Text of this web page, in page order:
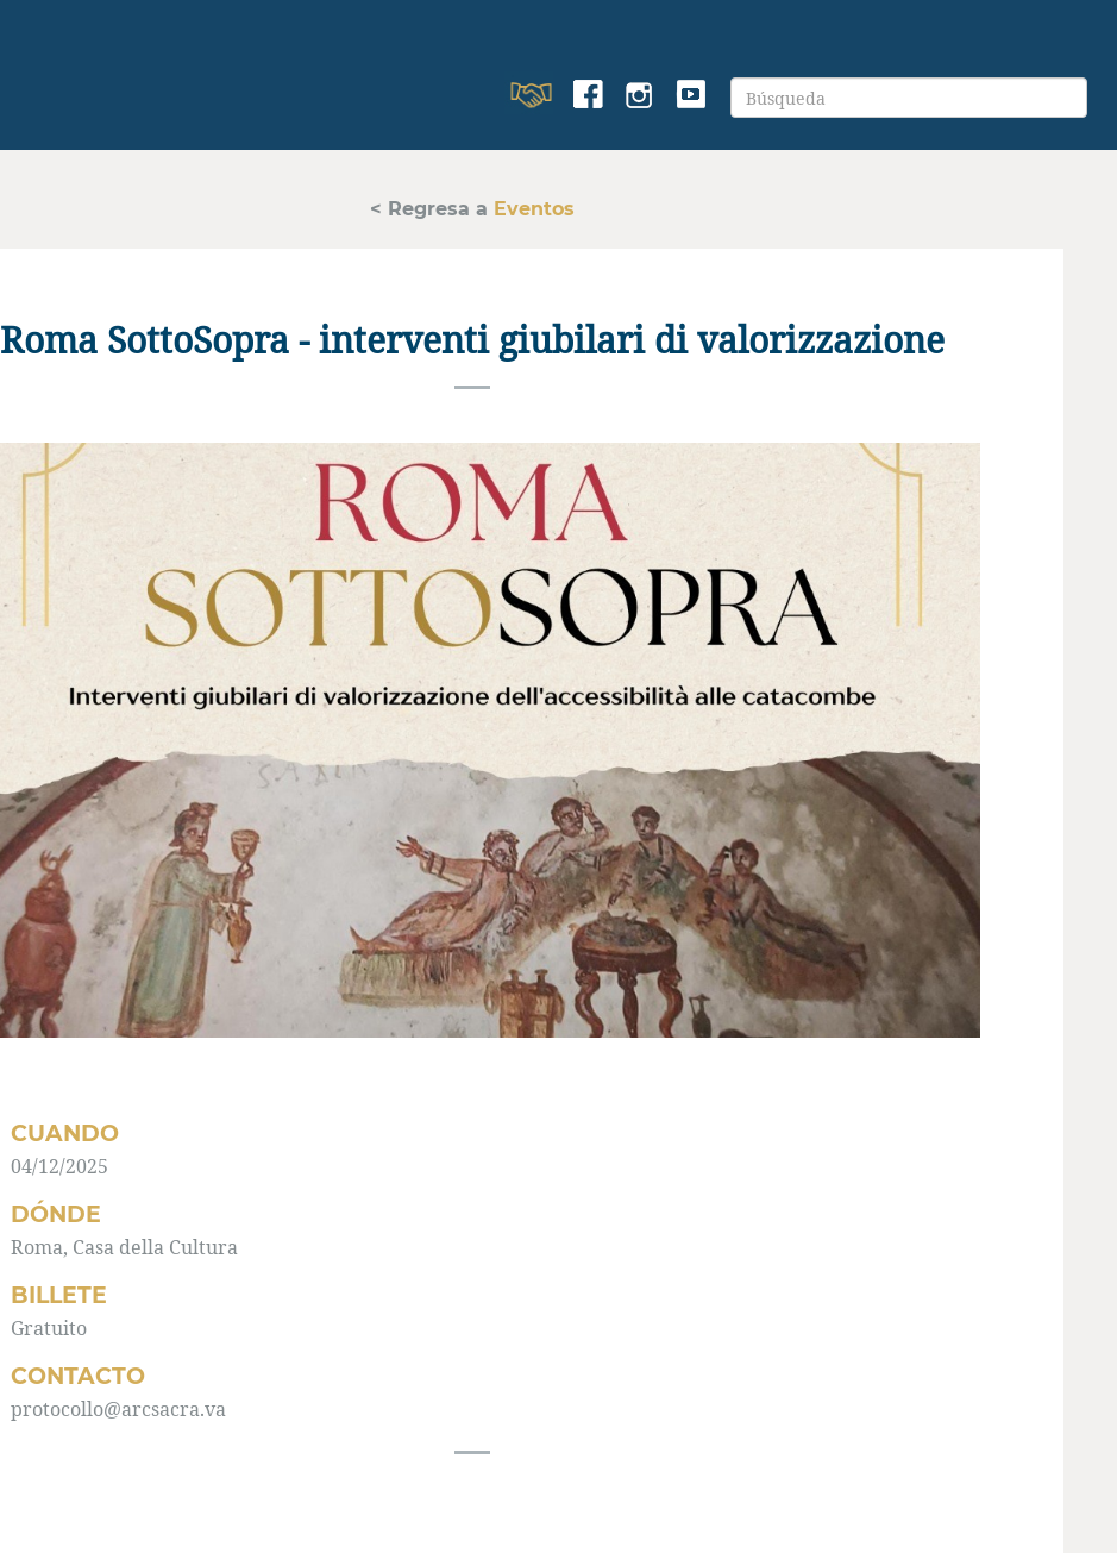
< Regresa a Eventos
Roma SottoSopra - interventi giubilari di valorizzazione
CUANDO
04/12/2025
DÓNDE
Roma, Casa della Cultura
BILLETE
Gratuito
CONTACTO
protocollo@arcsacra.va